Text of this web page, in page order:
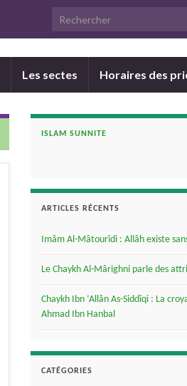
Search for:
Les sectes Horaires des
ISLAM SUNNITE
ARTICLES RÉCENTS
Imâm Al-Mâtourîdi : Allâh existe
Le Chaykh Al-Mârighni parle des
Chaykh Ibn ‘Allân As-Siddîqi : La
Ahmad Ibn Hanbal
CATÉGORIES